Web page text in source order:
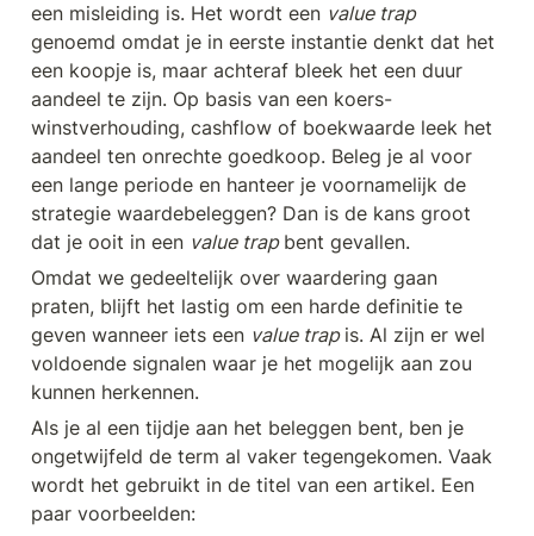
een misleiding is. Het wordt een
value trap
genoemd omdat je in eerste instantie denkt dat het
een koopje is, maar achteraf bleek het een duur
aandeel te zijn. Op basis van een koers-
winstverhouding, cashflow of boekwaarde leek het
aandeel ten onrechte goedkoop. Beleg je al voor
een lange periode en hanteer je voornamelijk de
strategie waardebeleggen? Dan is de kans groot
dat je ooit in een value trap bent gevallen.
Omdat we gedeeltelijk over waardering gaan
praten, blijft het lastig om een harde definitie te
geven wanneer iets een value trap is. Al zijn er wel
voldoende signalen waar je het mogelijk aan zou
kunnen herkennen.
Als je al een tijdje aan het beleggen bent, ben je
ongetwijfeld de term al vaker tegengekomen. Vaak
wordt het gebruikt in de titel van een artikel. Een
paar voorbeelden: